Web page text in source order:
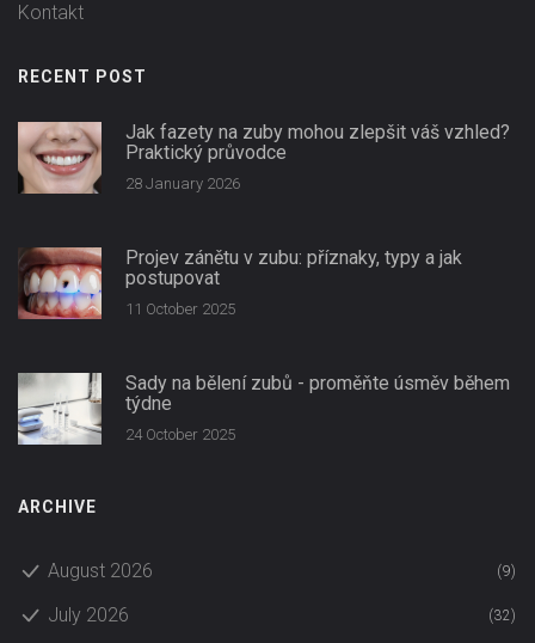
Kontakt
RECENT POST
Jak fazety na zuby mohou zlepšit váš vzhled?
Praktický průvodce
28 January 2026
Projev zánětu v zubu: příznaky, typy a jak
postupovat
11 October 2025
Sady na bělení zubů - proměňte úsměv během
týdne
24 October 2025
ARCHIVE
August 2026 (9)
July 2026 (32)